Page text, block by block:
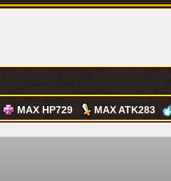
MAX HP729 MAX ATK283